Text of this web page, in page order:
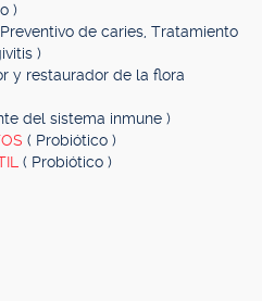
)
de caries, Tratamiento
)
y restaurador de la flora
del sistema inmune )
( Probiótico )
( Probiótico )